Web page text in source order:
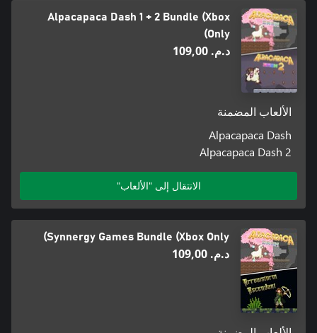
Alpacapaca Dash 1 + 2 Bundle (Xbox
Only)
د.م.‏ 109,00
الألعاب المضمنة
Alpacapaca Dash
Alpacapaca Dash 2
الانتقال إلى "الألعاب"
Synnergy Games Bundle (Xbox Only)
د.م.‏ 109,00